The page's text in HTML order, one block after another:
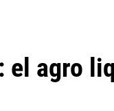
el agro